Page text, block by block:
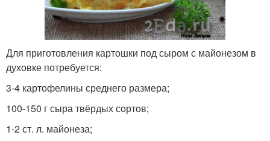
Для приготовления картошки под сыром с майонезом в
духовке потребуется:
3-4 картофелины среднего размера;
100-150 г сыра твёрдых сортов;
1-2 ст. л. майонеза;